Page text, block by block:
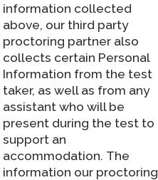
information collected
above, our third party
proctoring partner also
collects certain Personal
Information from the test
taker, as well as from any
assistant who will be
present during the test to
support an
accommodation. The
information our proctoring